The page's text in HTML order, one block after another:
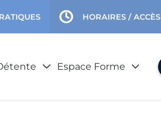
HORAIRES / ACCÈS
Espace Forme